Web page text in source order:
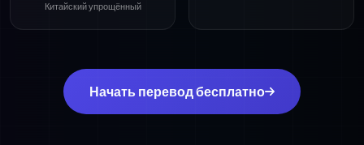
Китайский упрощённый
Начать перевод бесплатно